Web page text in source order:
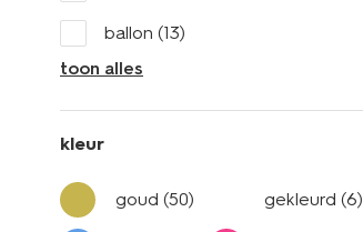
ballon (13)
toon alles
kleur
goud (50) gekleurd(6)